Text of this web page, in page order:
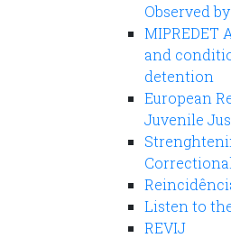
Observed
MIPREDET
and
detention
European
Juvenile
Listen to
REVIJ